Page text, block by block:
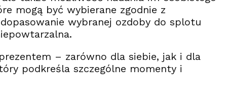
mogą być wybierane zgodnie z
wybranej ozdoby do splotu
– zarówno dla siebie, jak i dla
podkreśla szczególne momenty i